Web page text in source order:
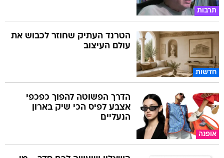
תרבות
חדשות
הטרנד העתיק שחוזר לכבוש את
עולם העיצוב
אופנה
הדרך הפשוטה להפוך כפכפי
אצבע לפיס הכי שיק בארון
הנעליים